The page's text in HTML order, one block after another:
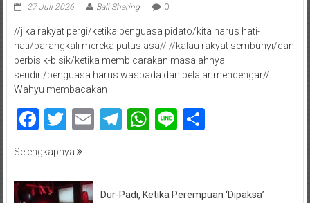
27 Juli 2026 Bali Sharing 0
//jika rakyat pergi/ketika penguasa pidato/kita harus hati-
hati/barangkali mereka putus asa// //kalau rakyat sembunyi/dan
berbisik-bisik/ketika membicarakan masalahnya
sendiri/penguasa harus waspada dan belajar mendengar//
Wahyu membacakan
Facebook
Twitter
EmailTelegram
WhatsApp
LineShare
Selengkapnya
Dur-Padi, Ketika Perempuan ‘Dipaksa’